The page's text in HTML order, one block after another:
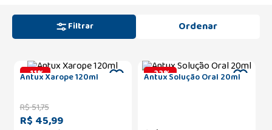
Filtrar
-11%
Antux Xarope 120ml
R$51,75
R$ 45,99
-22%
Antux Solução Oral 20ml